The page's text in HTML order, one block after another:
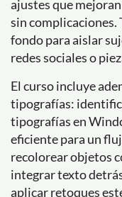
ajustes que
sin complicaciones.
fondo para aislar
redes sociales o
El curso incluye
tipografías:
tipografías en
eficiente para un
recolorear objetos
integrar texto
aplicar retoques